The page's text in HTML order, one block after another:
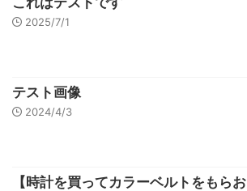
2025/7/1
テスト画像
2024/4/3
【時計を買ってカラーベルトをもらお